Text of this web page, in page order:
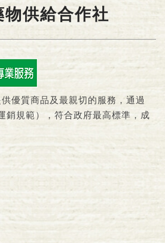
物供給合作社
優質商品及最親切的服務，通過
銷規範），符合政府最高標準，成